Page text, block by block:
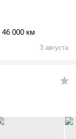
46 000 км
3 августа